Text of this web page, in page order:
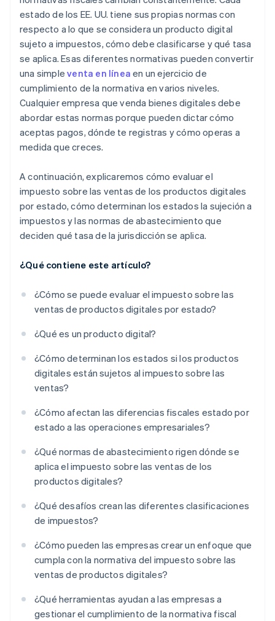
estado de los EE. UU. tiene sus propias normas con
respecto a lo que se considera un producto digital
sujeto a impuestos, cómo debe clasificarse y qué tasa
se aplica. Esas diferentes normativas pueden convertir
una simpleventa en línea en un ejercicio de
cumplimiento de la normativa en varios niveles.
Cualquier empresa que venda bienes digitales debe
abordar estas normas porque pueden dictar cómo
aceptas pagos, dónde te registras y cómo operas a
medida que creces.
A continuación, explicaremos cómo evaluar el
impuesto sobre las ventas de los productos digitales
por estado, cómo determinan los estados la sujeción a
impuestos y las normas de abastecimiento que
deciden qué tasa de la jurisdicción se aplica.
¿Qué contiene este artículo?
¿Cómo se puede evaluar el impuesto sobre las
ventas de productos digitales por estado?
¿Qué es un producto digital?
¿Cómo determinan los estados si los productos
digitales están sujetos al impuesto sobre las
ventas?
¿Cómo afectan las diferencias fiscales estado por
estado a las operaciones empresariales?
¿Qué normas de abastecimiento rigen dónde se
aplica el impuesto sobre las ventas de los
productos digitales?
¿Qué desafíos crean las diferentes clasificaciones
de impuestos?
¿Cómo pueden las empresas crear un enfoque que
cumpla con la normativa del impuesto sobre las
ventas de productos digitales?
¿Qué herramientas ayudan a las empresas a
gestionar el cumplimiento de la normativa fiscal